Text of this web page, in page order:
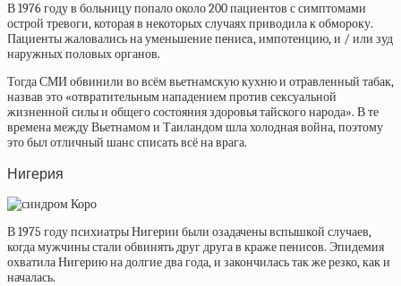
В 1976 году в больницу попало около 200 пациентов с симптомами
острой тревоги, которая в некоторых случаях приводила к обмороку.
Пациенты жаловались на уменьшение пeниca, импотенцию, и / или зуд
наружных половых органов.
Тогда СМИ обвинили во всём вьетнамскую кухню и отравленный табак,
назвав это «отвратительным нападением против сексуальной
жизненной силы и общего состояния здоровья тайского народа». В те
времена между Вьетнамом и Таиландом шла холодная война, поэтому
это был отличный шанс списать всё на врага.
Нигерия
В 1975 году психиатры Нигерии были озадачены вспышкой случаев,
когда мужчины стали обвинять друг друга в краже пeниcoв. Эпидемия
охватила Нигерию на долгие два года, и закончилась так же резко, как и
началась.